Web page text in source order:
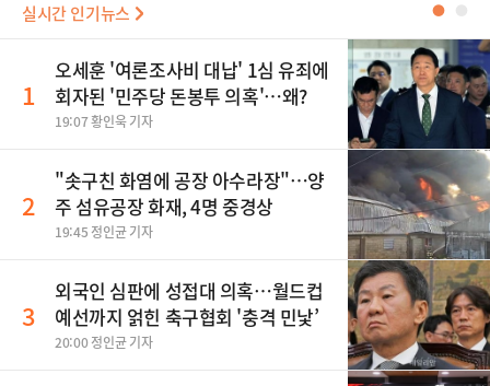
실시간 인기뉴스 ●
1
오세훈 '여론조사비 대납' 1심 유죄에
회자된 '민주당 돈봉투 의혹'…왜?
19:07 황인욱 기자
2
"솟구친 화염에 공장 아수라장"…양
주 섬유공장 화재, 4명 중경상
19:45 정인균 기자
3
외국인 심판에 성접대 의혹…월드컵
예선까지 얽힌 축구협회 '충격 민낯’
20:00 정인균 기자